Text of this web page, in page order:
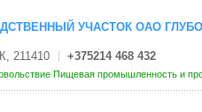
УЧАСТОК ОАО
211410 +375214 468 432
Пищевая промышленность и